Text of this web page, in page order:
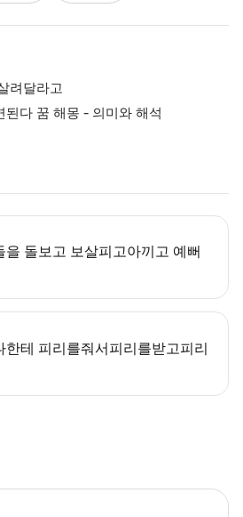
려달라고
다 꿈 해몽 - 의미와 해석
돌보고 보살피고아끼고 예뻐
한테 피리를줘서피리를받고피리